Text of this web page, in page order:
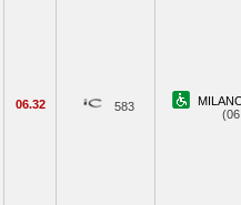
06.32 583